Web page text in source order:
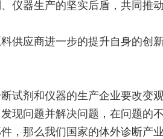
仪器生产的坚实后盾，共同推
供应商进一步的提升自身的创
试剂和仪器的生产企业要改变
现问题并解决问题，在问题的
，那么我们国家的体外诊断产